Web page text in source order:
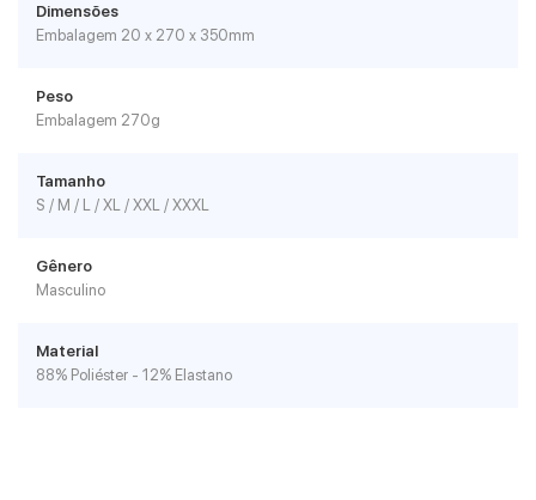
Dimensões
Embalagem 20 x 270 x 350mm
Peso
Embalagem 270g
Tamanho
S / M / L / XL / XXL / XXXL
Gênero
Masculino
Material
88% Poliéster - 12% Elastano